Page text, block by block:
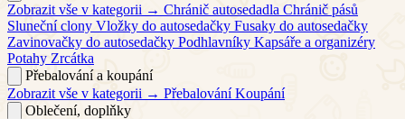
Zobrazit vše v kategorii → Chránič autosedadla Chránič pásů
Sluneční clony Vložky do autosedačky Fusaky do autosedačky
Zavinovačky do autosedačky Podhlavníky Kapsáře a organizéry
Potahy Zrcátka
Přebalování a koupání
Zobrazit vše v kategorii → Přebalování Koupání
Oblečení, doplňky